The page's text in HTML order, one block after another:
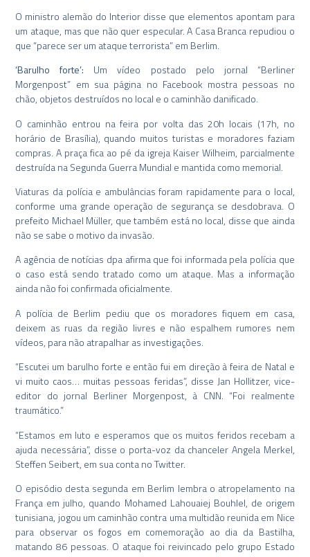
O ministro alemão do Interior disse que elementos apontam para
um ataque, mas que não quer especular. A Casa Branca repudiou o
que “parece ser um ataque terrorista” em Berlim.
‘Barulho forte’: Um vídeo postado pelo jornal “Berliner
Morgenpost” em sua página no Facebook mostra pessoas no
chão, objetos destruídos no local e o caminhão danificado.
O caminhão entrou na feira por volta das 20h locais (17h, no
horário de Brasília), quando muitos turistas e moradores faziam
compras. A praça fica ao pé da igreja Kaiser Wilheim, parcialmente
destruída na Segunda Guerra Mundial e mantida como memorial.
Viaturas da polícia e ambulâncias foram rapidamente para o local,
conforme uma grande operação de segurança se desdobrava. O
prefeito Michael Müller, que também está no local, disse que ainda
não se sabe o motivo da invasão.
A agência de notícias dpa afirma que foi informada pela polícia que
o caso está sendo tratado como um ataque. Mas a informação
ainda não foi confirmada oficialmente.
A polícia de Berlim pediu que os moradores fiquem em casa,
deixem as ruas da região livres e não espalhem rumores nem
vídeos, para não atrapalhar as investigações.
“Escutei um barulho forte e então fui em direção à feira de Natal e
vi muito caos… muitas pessoas feridas”, disse Jan Hollitzer, vice-
editor do jornal Berliner Morgenpost, à CNN. “Foi realmente
traumático.”
“Estamos em luto e esperamos que os muitos feridos recebam a
ajuda necessária”, disse o porta-voz da chanceler Angela Merkel,
Steffen Seibert, em sua conta no Twitter.
O episódio desta segunda em Berlim lembra o atropelamento na
França em julho, quando Mohamed Lahouaiej Bouhlel, de origem
tunisiana, jogou um caminhão contra uma multidão reunida em Nice
para observar os fogos em comemoração ao dia da Bastilha,
matando 86 pessoas. O ataque foi reivincado pelo grupo Estado